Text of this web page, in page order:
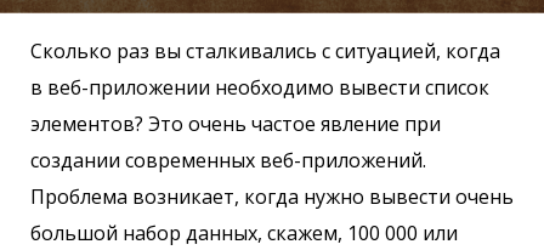
Сколько раз вы сталкивались с ситуацией, когда
в веб-приложении необходимо вывести список
элементов? Это очень частое явление при
создании современных веб-приложений.
Проблема возникает, когда нужно вывести очень
большой набор данных, скажем, 100 000 или